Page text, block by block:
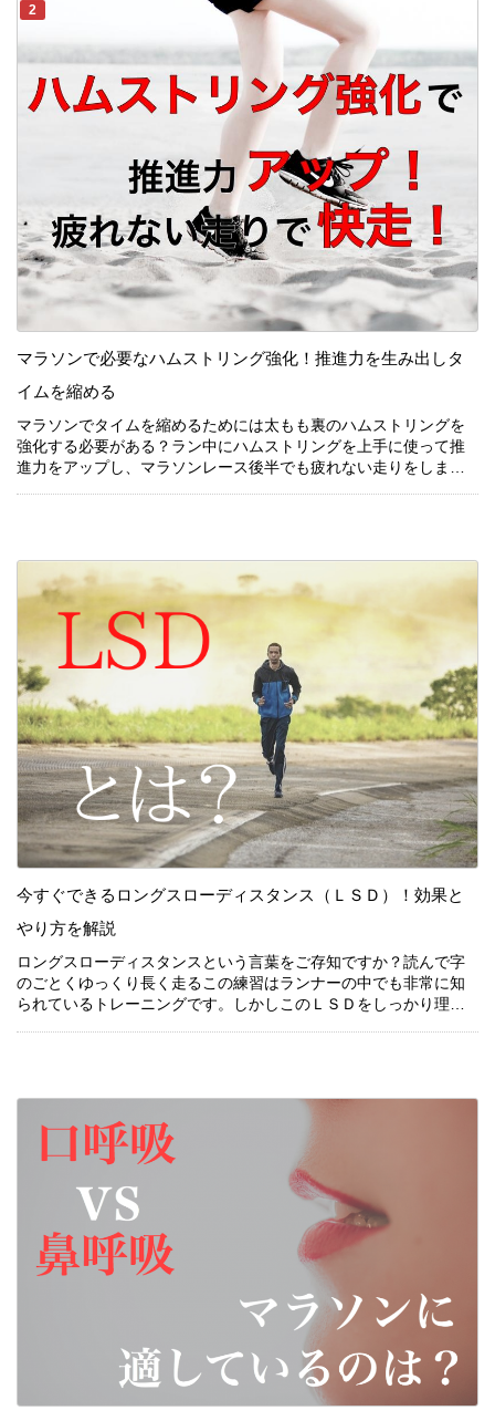
続きを見る
マラソンでタイムを縮めるためには太もも裏のハムストリングを
強化する必要がある？ラン中にハムストリングを上手に使って推
進力をアップし、マラソンレース後半でも疲れない走りをしまし
ょう！
2
マラソンで必要なハムストリング強化！推進力を生み出しタ
イムを縮める
マラソンでタイムを縮めるためには太もも裏のハムストリングを
強化する必要がある？ラン中にハムストリングを上手に使って推
進力をアップし、マラソンレース後半でも疲れない走りをしまし
続きを見る
ロングスローディスタンスという言葉をご存知ですか？読んで字
のごとくゆっくり長く走るこの練習はランナーの中でも非常に知
られているトレーニングです。しかしこのＬＳＤをしっかり理解
していない方も多いです。いまさら恥ずかしくて聞けないという
今すぐできるロングスローディスタンス（ＬＳＤ）！効果と
やり方を解説
ロングスローディスタンスという言葉をご存知ですか？読んで字
のごとくゆっくり長く走るこの練習はランナーの中でも非常に知
られているトレーニングです。しかしこのＬＳＤをしっかり理解